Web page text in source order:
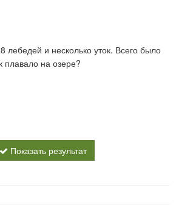
лебедей и несколько уток. Всего было
плавало на озере?
Показать результат